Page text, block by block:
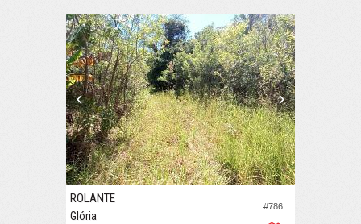
#786
ROLANTE
Glória